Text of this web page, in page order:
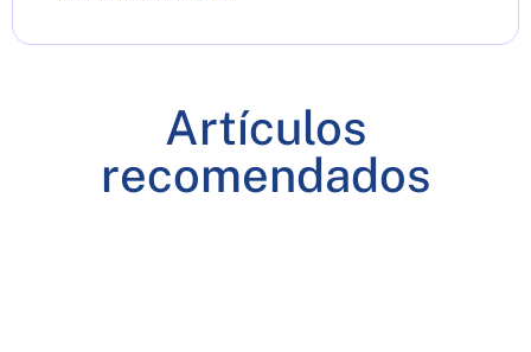
Artículos
recomendados